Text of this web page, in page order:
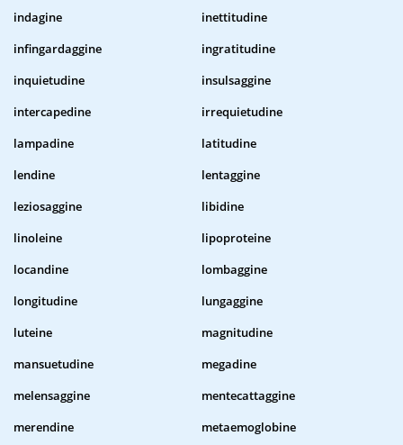
indagine
inettitudine
infingardaggine
ingratitudine
inquietudine
insulsaggine
intercapedine
irrequietudine
lampadine
latitudine
lendine
lentaggine
leziosaggine
libidine
linoleine
lipoproteine
locandine
lombaggine
longitudine
lungaggine
luteine
magnitudine
mansuetudine
megadine
melensaggine
mentecattaggine
merendine
metaemoglobine